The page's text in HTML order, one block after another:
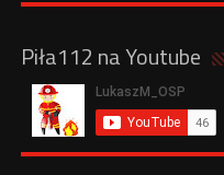
Piła112 na Youtube